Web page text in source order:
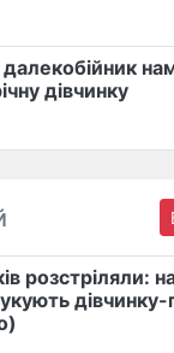
дівчинку
розстріляли:
дівчинку-